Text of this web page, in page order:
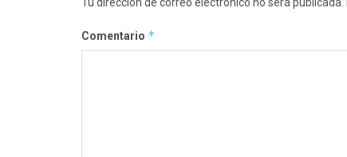
Tu dirección de correo electrónico no será publicada.
Comentario *